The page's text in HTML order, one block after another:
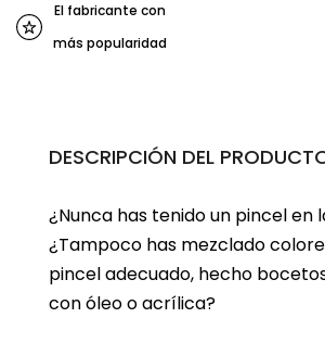
El fabricante con
más popularidad
DESCRIPCIÓN DEL
¿Nunca has tenido un pincel en
¿Tampoco has mezclado
pincel adecuado, hecho
con óleo o acrílica?